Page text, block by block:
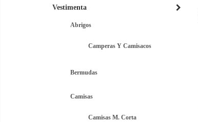
Vestimenta
Abrigos
Camperas Y Camisacos
Bermudas
Camisas
Camisas M. Corta